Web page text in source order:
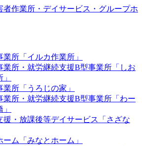
所「イルカ作業所」
業所・就労継続支援B型事業所「しお
所「うろじの家」
業所・就労継続支援B型事業所「わー
援・放課後等デイサービス「さざな
ーム「みなとホーム」